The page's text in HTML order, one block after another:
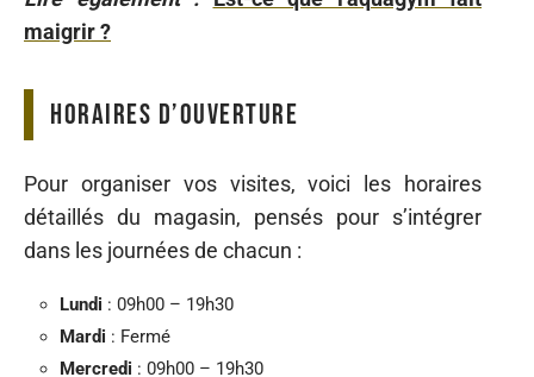
maigrir ?
Horaires d’ouverture
Pour organiser vos visites, voici les horaires
détaillés du magasin, pensés pour s’intégrer
dans les journées de chacun :
Lundi : 09h00 – 19h30
Mardi : Fermé
Mercredi : 09h00 – 19h30